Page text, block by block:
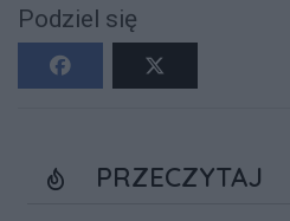
Podziel się
PRZECZYTAJ